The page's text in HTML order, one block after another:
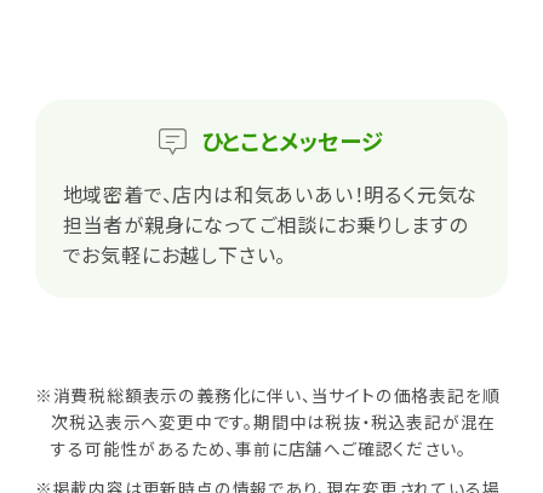
ひとことメッセージ
地域密着で、店内は和気あいあい！明るく元気な
担当者が親身になってご相談にお乗りしますの
でお気軽にお越し下さい。
※消費税総額表示の義務化に伴い、当サイトの価格表記を順
次税込表示へ変更中です。期間中は税抜・税込表記が混在
する可能性があるため、事前に店舗へご確認ください。